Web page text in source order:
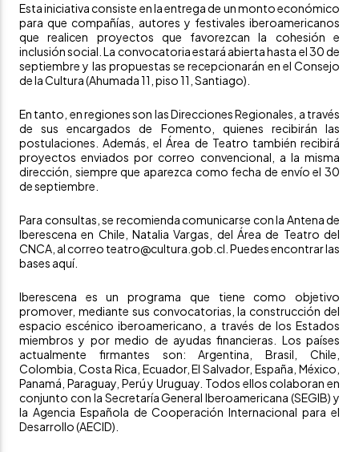
Esta iniciativaconsiste en la entrega de un monto económico
para que compañías, autores y festivales iberoamericanos
que realicen proyectos que favorezcan la cohesión e
inclusión social. La convocatoria estará abierta hasta el 30 de
septiembre y las propuestas se recepcionarán en el Consejo
de la Cultura (Ahumada 11, piso 11, Santiago).
En tanto, en regiones son las Direcciones Regionales, a través
de sus encargados de Fomento, quienes recibirán las
postulaciones. Además, el Área de Teatro también recibirá
proyectos enviados por correo convencional, a la misma
dirección, siempre que aparezca como fecha de envío el 30
de septiembre.
Para consultas, se recomienda comunicarse con la Antena de
Iberescena en Chile, Natalia Vargas, del Área de Teatro del
CNCA, al correo teatro@cultura.gob.cl. Puedes encontrar las
bases aquí.
Iberescena es un programa que tiene como objetivo
promover, mediante sus convocatorias, la construcción del
espacio escénico iberoamericano, a través de los Estados
miembros y por medio de ayudas financieras. Los países
actualmente firmantes son: Argentina, Brasil, Chile,
Colombia, Costa Rica, Ecuador, El Salvador, España, México,
Panamá, Paraguay, Perú y Uruguay. Todos ellos colaboran en
conjunto con la Secretaría General Iberoamericana (SEGIB) y
la Agencia Española de Cooperación Internacional para el
Desarrollo (AECID).